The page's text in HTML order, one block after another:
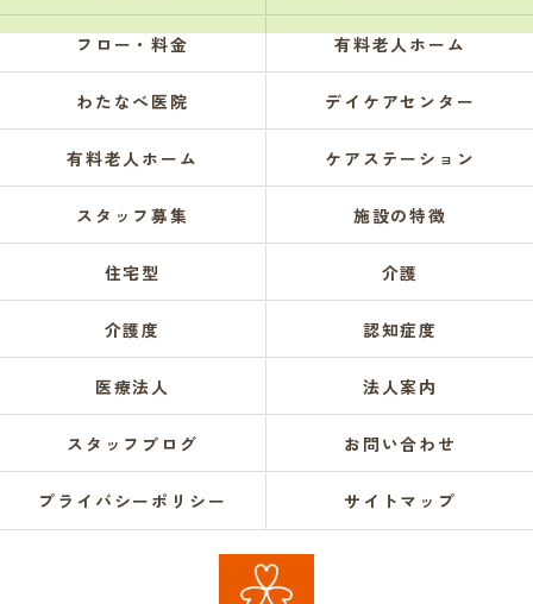
フロー・料金 有料老人ホーム
わたなべ医院 デイケアセンター
有料老人ホーム ケアステーション
スタッフ募集 施設の特徴
住宅型 介護
介護度 認知症度
医療法人 法人案内
スタッフブログ お問い合わせ
プライバシーポリシー サイトマップ